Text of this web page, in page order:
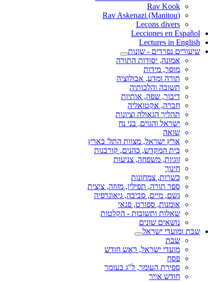
Rav Kook
(Rav Askenazi (Manitou
Leçons divers
Lecciones en Español
Lectures in English
שיעורים נפרדים - שונות
אמונה, יסודות התורה
מוסר, מידות
תורה ומדע, אבולוציה
תשובה והלכותיה
דיבור, שפה, אותיות
חברה, אקטואליה
תהליך הגאולה וציונות
ישראל והגוים, בני נח
שואה
ארץ ישראל, מצוות התל' בארץ
בית המקדש, כהנים, קורבנות
זוגיות, משפחה, צניעות
חינוך
כשרות, צמחונות
ספר תורה, תפילין, מזוזה, ציצית
גשם, מיים, סביבה, גיאוגרפיה
אומנות, ספורט, פנאי
שאלות ותשובות - הקלטות
נושאים שונים
שבת ומועדי ישראל
שבת
מועדי ישראל, ראש חודש
פסח
ספירת העומר, ל"ג בעומר
חודש אייר